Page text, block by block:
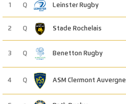
1 Q Leinster Rugby
2 Q Stade Rochelais
3 Q Benetton Rugby
4 Q ASM Clermont Auvergne